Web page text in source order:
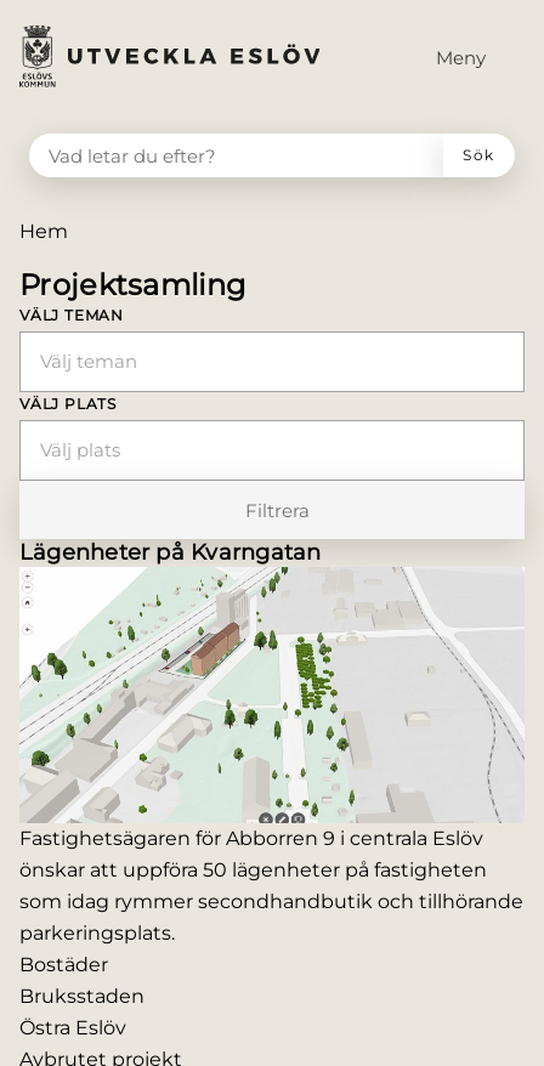
till innehåll
huvudmeny
Meny
VAD LETAR DU EFTER?
Sök
Du är här:
Hem
Projektsamling
VÄLJ TEMAN
Välj teman
VÄLJ PLATS
Välj plats
Filtrera
Lägenheter på Kvarngatan
Fastighetsägaren för Abborren 9 i centrala Eslöv
önskar att uppföra 50 lägenheter på fastigheten
som idag rymmer secondhandbutik och tillhörande
parkeringsplats.
Bostäder
Bruksstaden
Östra Eslöv
Avbrutet projekt